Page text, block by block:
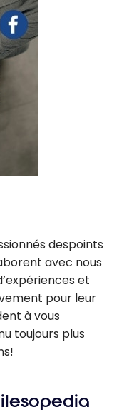
despoints
avec nous
et
pour leur
à vous
toujours plus